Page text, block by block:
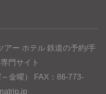
アー ホテル 鉄道の予約/手
門サイト
金曜） FAX：86-773-